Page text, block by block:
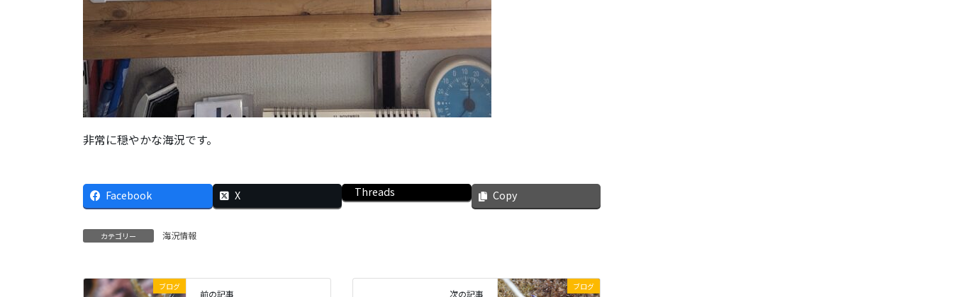
非常に穏やかな海況です。
Facebook X Threads Copy
カテゴリー 海況情報
ブログ
前の記事
ブログ
次の記事